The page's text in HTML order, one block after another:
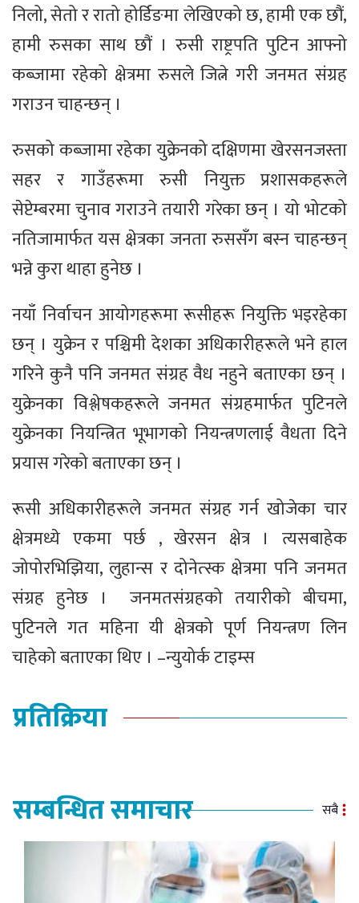
निलो, सेतो र रातो होर्डिङमा लेखिएको छ, हामी एक छौं,
हामी रुसका साथ छौं । रुसी राष्ट्रपति पुटिन आफ्नो
कब्जामा रहेको क्षेत्रमा रुसले जित्ने गरी जनमत संग्रह
गराउन चाहन्छन् ।
रुसको कब्जामा रहेका युक्रेनको दक्षिणमा खेरसनजस्ता
सहर र गाउँहरूमा रुसी नियुक्त प्रशासकहरूले
सेप्टेम्बरमा चुनाव गराउने तयारी गरेका छन् । यो भोटको
नतिजामार्फत यस क्षेत्रका जनता रुससँग बस्न चाहन्छन्
भन्ने कुरा थाहा हुनेछ ।
नयाँ निर्वाचन आयोगहरूमा रूसीहरू नियुक्ति भइरहेका
छन् । युक्रेन र पश्चिमी देशका अधिकारीहरूले भने हाल
गरिने कुनै पनि जनमत संग्रह वैध नहुने बताएका छन् ।
युक्रेनका विश्लेषकहरूले जनमत संग्रहमार्फत पुटिनले
युक्रेनका नियन्त्रित भूभागको नियन्त्रणलाई वैधता दिने
प्रयास गरेको बताएका छन् ।
रूसी अधिकारीहरूले जनमत संग्रह गर्न खोजेका चार
क्षेत्रमध्ये एकमा पर्छ , खेरसन क्षेत्र । त्यसबाहेक
जोपोरभिझिया, लुहान्स र दोनेत्स्क क्षेत्रमा पनि जनमत
संग्रह हुनेछ । ​ जनमतसंग्रहको तयारीको बीचमा,
पुटिनले गत महिना यी क्षेत्रको पूर्ण नियन्त्रण लिन
चाहेको बताएका थिए । –न्युयोर्क टाइम्स
प्रतिक्रिया
सम्बन्धित समाचार सबै